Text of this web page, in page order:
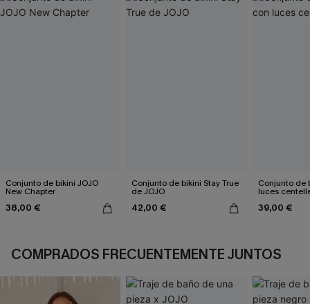
Conjunto de bikini JOJO
New Chapter
38,00 €
Conjunto de bikini Stay True
de JOJO
42,00 €
Conjunto de
luces
39,00 €
COMPRADOS FRECUENTEMENTE JUNTOS